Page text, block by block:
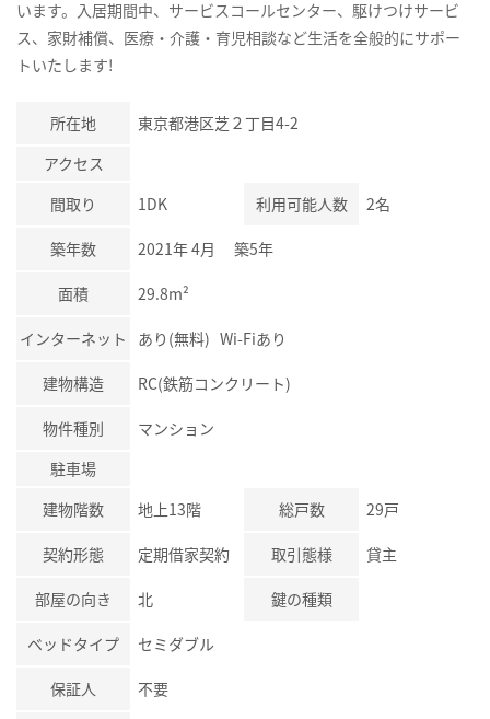
います。入居期間中、サービスコールセンター、駆けつけサービ
ス、家財補償、医療・介護・育児相談など生活を全般的にサポー
トいたします!
所在地
東京都港区芝２丁目4-2
アクセス
間取り
1DK 利用可能人数 2名
築年数 2021年 4月 築5年
面積 29.8m²
インターネット あり(無料) Wi-Fiあり
建物構造 RC(鉄筋コンクリート)
物件種別
マンション
駐車場
建物階数
地上13階 総戸数 29戸
契約形態 定期借家契約 取引態様 貸主
部屋の向き 北 鍵の種類
ベッドタイプ セミダブル
保証人 不要